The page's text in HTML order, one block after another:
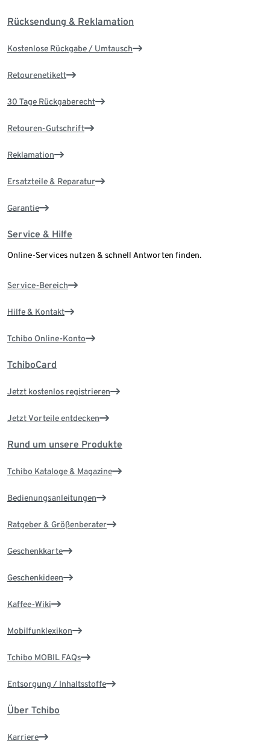
Rücksendung & Reklamation
Kostenlose Rückgabe / Umtausch
Retourenetikett
30 Tage Rückgaberecht
Retouren-Gutschrift
Reklamation
Ersatzteile & Reparatur
Garantie
Service & Hilfe
Online-Services nutzen & schnell Antworten finden.
Service-Bereich
Hilfe & Kontakt
Tchibo Online-Konto
TchiboCard
Jetzt kostenlos registrieren
Jetzt Vorteile entdecken
Rund um unsere Produkte
Tchibo Kataloge & Magazine
Bedienungsanleitungen
Ratgeber & Größenberater
Geschenkkarte
Geschenkideen
Kaffee-Wiki
Mobilfunklexikon
Tchibo MOBIL FAQs
Entsorgung / Inhaltsstoffe
Über Tchibo
Karriere